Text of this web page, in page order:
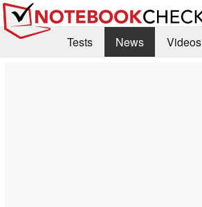
Tests News
Videos